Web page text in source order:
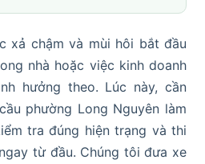
xả chậm và mùi hôi bắt đầu
nhà hoặc việc kinh doanh
hưởng theo. Lúc này, cần
phường Long Nguyên làm
tra đúng hiện trạng và thi
từ đầu. Chúng tôi đưa xe